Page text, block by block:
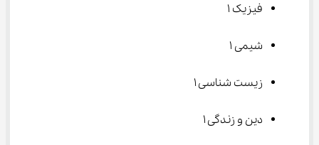
فیزیک ۱
شیمی ۱
زیست شناسی ۱
دین و زندگی ۱